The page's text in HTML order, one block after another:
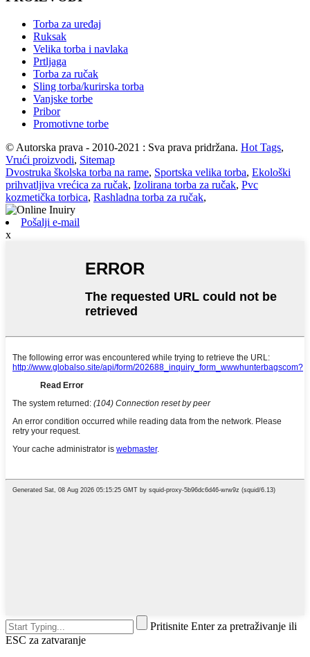
Torba za uređaj
Ruksak
Velika torba i navlaka
Prtljaga
Torba za ručak
Sling torba/kurirska torba
Vanjske torbe
Pribor
Promotivne torbe
© Autorska prava - 2010-2021 : Sva prava pridržana. Hot Tags,
Vrući proizvodi, Sitemap
Dvostruka školska torba na rame, Sportska velika torba, Ekološki
prihvatljiva vrećica za ručak, Izolirana torba za ručak, Pvc
kozmetička torbica, Rashladna torba za ručak,
Pošalji e-mail
x
Pritisnite Enter za pretraživanje ili
ESC za zatvaranje